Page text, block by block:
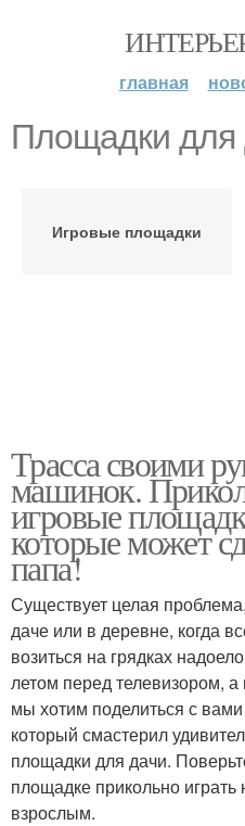
главная
Площадки для
Игровые площадки
Трасса своими
машинок.
игровые
которые может
папа!
Существует целая
даче или в деревне, когда
возиться на грядках
летом перед телевизором,
мы хотим поделиться с
который смастерил
площадки для дачи.
площадке прикольно играть
взрослым.